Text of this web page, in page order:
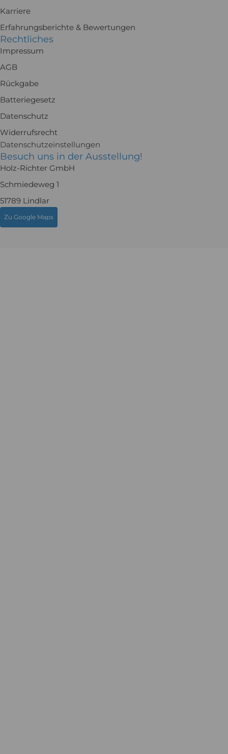
Karriere
Erfahrungsberichte & Bewertungen
Rechtliches
Impressum
AGB
Rückgabe
Batteriegesetz
Datenschutz
Widerrufsrecht
Datenschutzeinstellungen
Besuch uns in der Ausstellung!
Holz-Richter GmbH
Schmiedeweg 1
51789 Lindlar
Zu Google Maps